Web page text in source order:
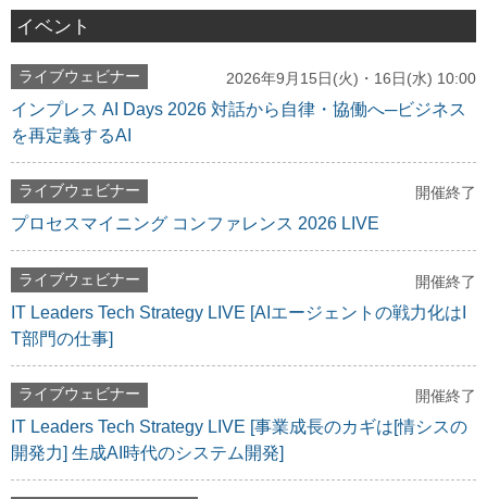
イベント
ライブウェビナー 2026年9月15日(火)・16日(水) 10:00
インプレス AI Days 2026 対話から自律・協働へ─ビジネス
を再定義するAI
ライブウェビナー 開催終了
プロセスマイニング コンファレンス 2026 LIVE
ライブウェビナー 開催終了
IT Leaders Tech Strategy LIVE [AIエージェントの戦力化はI
T部門の仕事]
ライブウェビナー 開催終了
IT Leaders Tech Strategy LIVE [事業成長のカギは[情シスの
開発力] 生成AI時代のシステム開発]